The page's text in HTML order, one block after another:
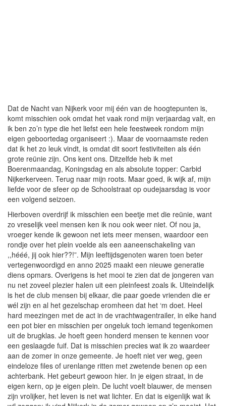
Dat de Nacht van Nijkerk voor mij één van de hoogtepunten is,
komt misschien ook omdat het vaak rond mijn verjaardag valt, en
ik ben zo’n type die het liefst een hele feestweek rondom mijn
eigen geboortedag organiseert :). Maar de voornaamste reden
dat ik het zo leuk vindt, is omdat dit soort festiviteiten als één
grote reünie zijn. Ons kent ons. Ditzelfde heb ik met
Boerenmaandag, Koningsdag en als absolute topper: Carbid
Nijkerkerveen. Terug naar mijn roots. Maar goed, ik wijk af, mijn
liefde voor de sfeer op de Schoolstraat op oudejaarsdag is voor
een volgend seizoen.
Hierboven overdrijf ik misschien een beetje met die reünie, want
zo vreselijk veel mensen ken ik nou ook weer niet. Of nou ja,
vroeger kende ik gewoon net iets meer mensen, waardoor een
rondje over het plein voelde als een aaneenschakeling van
,,hééé, jij ook hier??!”. Mijn leeftijdsgenoten waren toen beter
vertegenwoordigd en anno 2025 maakt een nieuwe generatie
diens opmars. Overigens is het mooi te zien dat de jongeren van
nu net zoveel plezier halen uit een pleinfeest zoals ik. Uiteindelijk
is het de club mensen bij elkaar, die paar goede vrienden die er
wél zijn en al het gezelschap eromheen dat het ‘m doet. Heel
hard meezingen met de act in de vrachtwagentrailer, in elke hand
een pot bier en misschien per ongeluk toch iemand tegenkomen
uit de brugklas. Je hoeft geen honderd mensen te kennen voor
een geslaagde fuif. Dat is misschien precies wat ik zo waardeer
aan de zomer in onze gemeente. Je hoeft niet ver weg, geen
eindeloze files of urenlange ritten met zwetende benen op een
achterbank. Het gebeurt gewoon hier. In je eigen straat, in de
eigen kern, op je eigen plein. De lucht voelt blauwer, de mensen
zijn vrolijker, het leven is net wat lichter. En dat is eigenlijk wat ik